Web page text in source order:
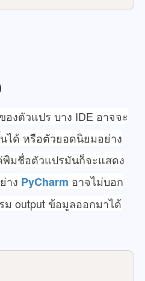
งตัวแปร บาง IDE อาจจะ
ได้ หรือตัวยอดนิยมอย่าง
พิมชื่อตัวแปรมันก็จะแสดง
าง PyCharm อาจไม่บอก
ม output ข้อมูลออกมาได้